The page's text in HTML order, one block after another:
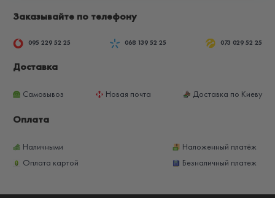
Заказывайте по телефону
095 229 52 25 068 139 52 25 073 029 52 25
Доставка
Самовывоз Новая почта Доставка по Киеву
Оплата
Наличными
Наложенный платёж
Оплата картой
Безналичный платеж